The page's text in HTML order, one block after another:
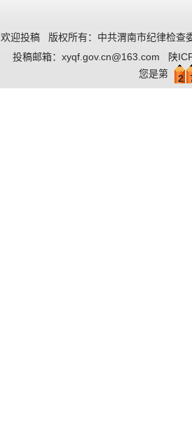
欢迎投稿 版权所有：中共渭南市纪律检查
投稿邮箱： xyqf.gov.cn@163.com
陕
您是第